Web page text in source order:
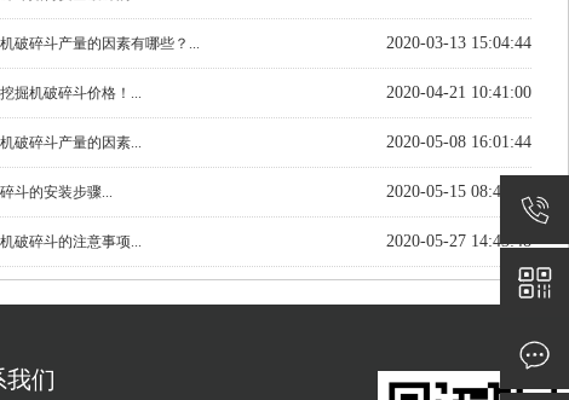
2020-03-13 15:04:44
破碎斗产量的因素有哪些？...
2020-04-21 10:41:00
掘机破碎斗价格！...
2020-05-08 16:01:44
破碎斗产量的因素...
2020-05-15 08:41:00
斗的安装步骤...
2020-05-27 14:43:48
破碎斗的注意事项...
我们